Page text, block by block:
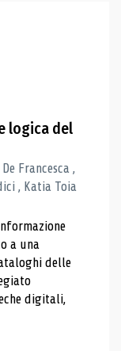
logica del
Francesca ,
, Katia Toia
a una
delle
digitali,